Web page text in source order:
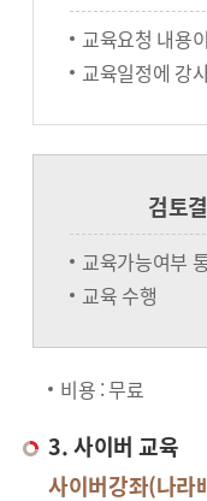
교육요청 내용
교육일정에 강
검토
교육가능여부
교육 수행
비용 : 무료
3. 사이버 교육
사이버강좌(나라